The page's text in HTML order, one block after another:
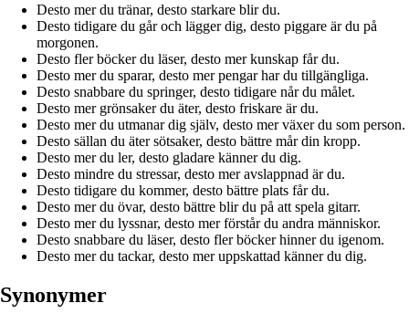
Desto mer du tränar, desto starkare blir du.
Desto tidigare du går och lägger dig, desto piggare är du på
morgonen.
Desto fler böcker du läser, desto mer kunskap får du.
Desto mer du sparar, desto mer pengar har du tillgängliga.
Desto snabbare du springer, desto tidigare når du målet.
Desto mer grönsaker du äter, desto friskare är du.
Desto mer du utmanar dig själv, desto mer växer du som person.
Desto sällan du äter sötsaker, desto bättre mår din kropp.
Desto mer du ler, desto gladare känner du dig.
Desto mindre du stressar, desto mer avslappnad är du.
Desto tidigare du kommer, desto bättre plats får du.
Desto mer du övar, desto bättre blir du på att spela gitarr.
Desto mer du lyssnar, desto mer förstår du andra människor.
Desto snabbare du läser, desto fler böcker hinner du igenom.
Desto mer du tackar, desto mer uppskattad känner du dig.
Synonymer